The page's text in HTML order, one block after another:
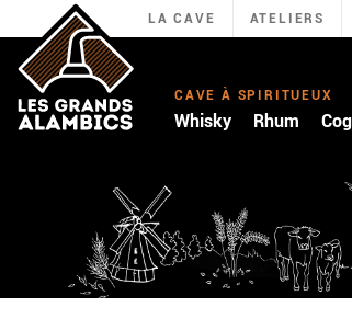
LA CAVE ATELIERS
CAVE À SPIRITUEUX
Whisky Rhum